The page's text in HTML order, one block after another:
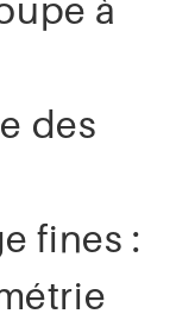
à
des
fines :